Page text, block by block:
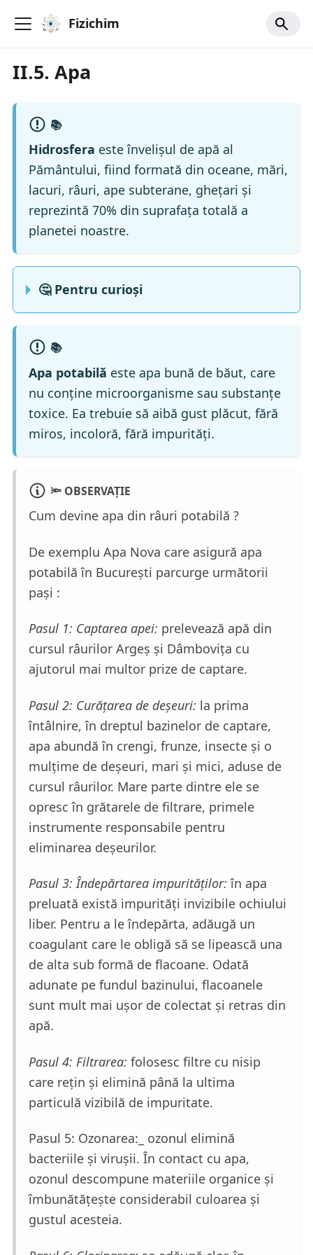
Fizichim
II.5. Apa
📚
Hidrosfera este învelișul de apă al
Pământului, fiind formată din oceane, mări,
lacuri, râuri, ape subterane, ghețari și
reprezintă 70% din suprafața totală a
planetei noastre.
🤔 Pentru curioși
📚
Apa potabilă este apa bună de băut, care
nu conține microorganisme sau substanțe
toxice. Ea trebuie să aibă gust plăcut, fără
miros, incoloră, fără impurități.
🔦 OBSERVAȚIE
Cum devine apa din râuri potabilă ?
De exemplu Apa Nova care asigură apa
potabilă în București parcurge următorii
pași :
Pasul 1: Captarea apei: prelevează apă din
cursul râurilor Argeș și Dâmbovița cu
ajutorul mai multor prize de captare.
Pasul 2: Curățarea de deșeuri: la prima
întâlnire, în dreptul bazinelor de captare,
apa abundă în crengi, frunze, insecte și o
mulțime de deșeuri, mari și mici, aduse de
cursul râurilor. Mare parte dintre ele se
opresc în grătarele de filtrare, primele
instrumente responsabile pentru
eliminarea deșeurilor.
Pasul 3: Îndepărtarea impurităților: în apa
preluată există impurități invizibile ochiului
liber. Pentru a le îndepărta, adăugă un
coagulant care le obligă să se lipească una
de alta sub formă de flacoane. Odată
adunate pe fundul bazinului, flacoanele
sunt mult mai ușor de colectat și retras din
apă.
Pasul 4: Filtrarea: folosesc filtre cu nisip
care rețin și elimină până la ultima
particulă vizibilă de impuritate.
Pasul 5: Ozonarea:_ ozonul elimină
bacteriile și virușii. În contact cu apa,
ozonul descompune materiile organice și
îmbunătățește considerabil culoarea și
gustul acesteia.